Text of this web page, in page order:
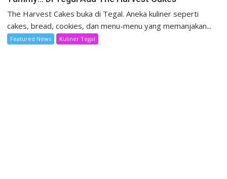
The Harvest Cakes buka di Tegal. Aneka kuliner seperti
cakes, bread, cookies, dan menu-menu yang memanjakan...
Featured News Kuliner Tegal